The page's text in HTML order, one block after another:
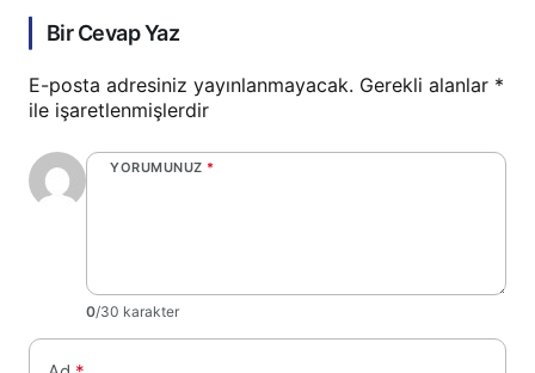
Bir Cevap Yaz
E-posta adresiniz yayınlanmayacak. Gerekli alanlar *
ile işaretlenmişlerdir
YORUMUNUZ *
0/30 karakter